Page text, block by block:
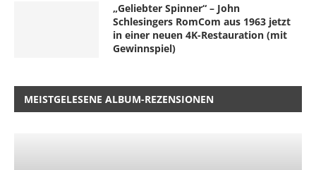
„Geliebter Spinner“ – John
Schlesingers RomCom aus 1963 jetzt
in einer neuen 4K-Restauration (mit
Gewinnspiel)
MEISTGELESENE ALBUM-REZENSIONEN